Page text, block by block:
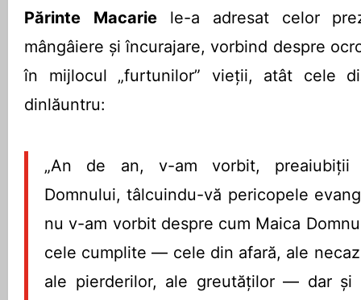
Părinte
Macariele-a adresat celor
mângâiere și încurajare, vorbind despre
în mijlocul „furtunilor” vieții, atât cele
dinlăuntru:
„An de an, v-am vorbit, preaiubiții
Domnului, tâlcuindu-vă pericopele
nu v-am vorbit despre cum Maica
cele cumplite — cele din afară, ale
ale pierderilor, ale greutăților — dar și